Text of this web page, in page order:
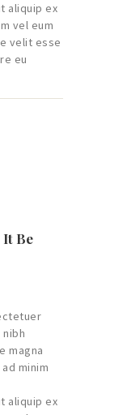
aliquip ex
vel eum
velit esse
eu
It Be
magna
minim
aliquip ex